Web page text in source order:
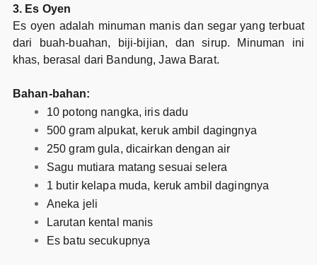
3. Es Oyen
Es oyen adalah minuman manis dan segar yang terbuat
dari buah-buahan, biji-bijian, dan sirup. Minuman ini
khas, berasal dari Bandung, Jawa Barat.
Bahan-bahan:
10 potong nangka, iris dadu
500 gram alpukat, keruk ambil dagingnya
250 gram gula, dicairkan dengan air
Sagu mutiara matang sesuai selera
1 butir kelapa muda, keruk ambil dagingnya
Aneka jeli
Larutan kental manis
Es batu secukupnya